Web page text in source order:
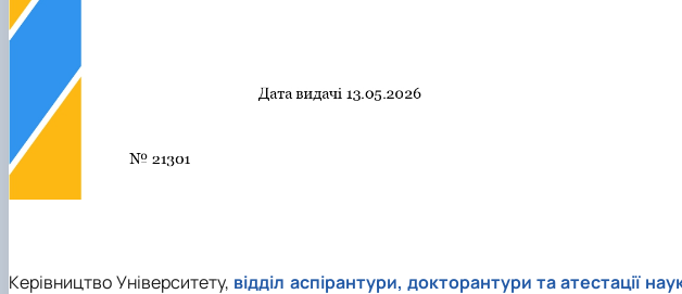
Керівництво Університету, відділ аспірантури, докторантури та атестації